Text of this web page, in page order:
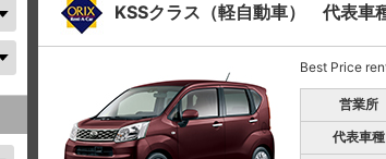
KSSクラス（軽自動車） 代表車
Best Price
営業所
代表車種